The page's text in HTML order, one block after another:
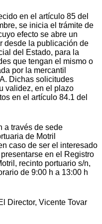
en el artículo 85 del
se inicia el trámite de
efecto se abre un
desde la publicación de
del Estado, para la
que tengan el mismo o
por la mercantil
Dichas solicitudes
validez, en el plazo
en el artículo 84.1 del
a través de sede
de Motril
caso de ser el interesado
en el Registro
recinto portuario s/n,
de 9:00 h a 13:00 h
Director, Vicente Tovar